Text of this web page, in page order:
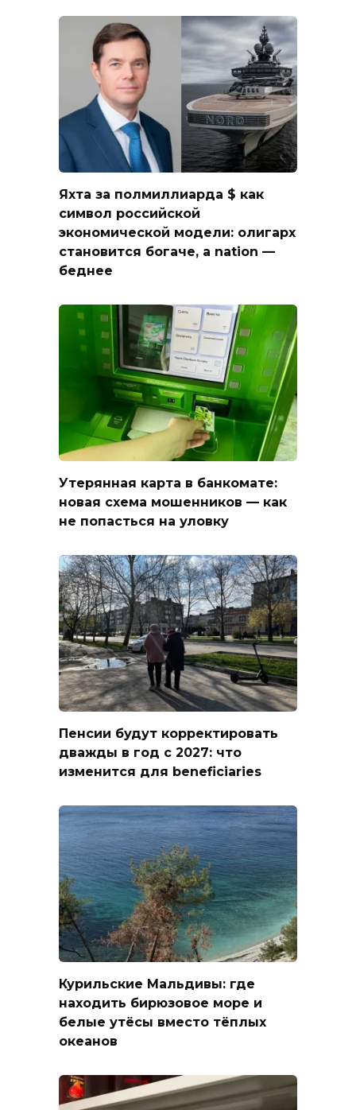
Яхта за полмиллиарда $ как
символ российской
экономической модели: олигарх
становится богаче, а nation —
беднее
Утерянная карта в банкомате:
новая схема мошенников — как
не попасться на уловку
Пенсии будут корректировать
дважды в год с 2027: что
изменится для beneficiaries
Курильские Мальдивы: где
находить бирюзовое море и
белые утёсы вместо тёплых
океанов